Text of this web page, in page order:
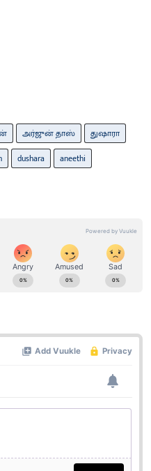
அர்ஜுன் தாஸ்
துஷாரா
dushara
aneethi